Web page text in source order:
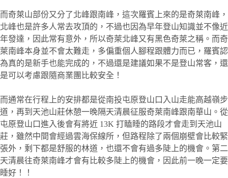
而奇萊山部份又分了北峰跟南峰，這次羅賓上來的是奇萊南峰，
北峰也是許多人常去攻頂的，不過也因為早年登山知識並不像近
年發達，因此常有意外，所以奇萊北峰又有黑色奇萊之稱。而奇
萊南峰本身並不會太難走，多偏重個人腳程跟體力而已，羅賓認
為真的是新手也能完成的，不過還是建議如果不是登山常客，還
是可以考慮跟隨商業團比較安全！
而通常在行程上的安排都是從南投屯原登山口入山走能高越嶺步
道，再到天池山莊休憩一晚隔天清晨征服奇萊南峰跟南華山。從
屯原登山口進入後會有將近 13K 打瞌睡的路段才會走到天池山
莊，雖然中間會經過雲海保線所，但路程除了兩個崩壁會比較緊
張外，剩下都是舒服的林道，也還不會有過多陡上的機會。第二
天清晨往奇萊南峰才會有比較多陡上的機會，因此前一晚一定要
睡好！！